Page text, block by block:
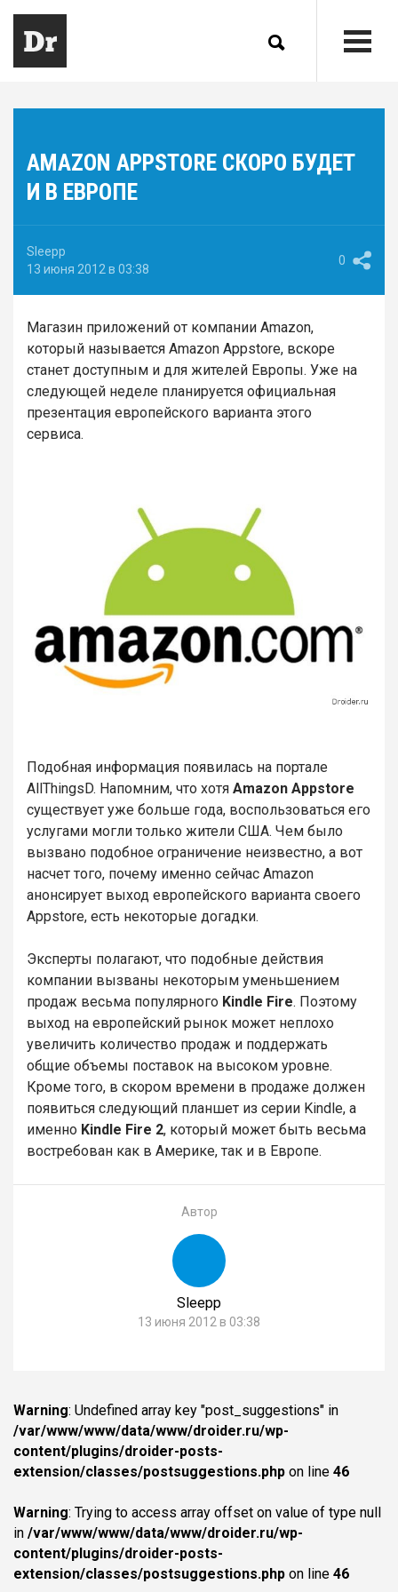
AMAZON APPSTORE СКОРО БУДЕТ
И В ЕВРОПЕ
Sleepp
13 июня 2012 в 03:38
0
Магазин приложений от компании Amazon,
который называется Amazon Appstore, вскоре
станет доступным и для жителей Европы. Уже на
следующей неделе планируется официальная
презентация европейского варианта этого
сервиса.
Подобная информация появилась на портале
AllThingsD. Напомним, что хотя Amazon Appstore
существует уже больше года, воспользоваться его
услугами могли только жители США. Чем было
вызвано подобное ограничение неизвестно, а вот
насчет того, почему именно сейчас Amazon
анонсирует выход европейского варианта своего
Appstore, есть некоторые догадки.
Эксперты полагают, что подобные действия
компании вызваны некоторым уменьшением
продаж весьма популярного Kindle Fire. Поэтому
выход на европейский рынок может неплохо
увеличить количество продаж и поддержать
общие объемы поставок на высоком уровне.
Кроме того, в скором времени в продаже должен
появиться следующий планшет из серии Kindle, а
именно Kindle Fire 2, который может быть весьма
востребован как в Америке, так и в Европе.
Автор
Sleepp
13 июня 2012 в 03:38
Warning: Undefined array key "post_suggestions" in
/var/www/www/data/www/droider.ru/wp-
content/plugins/droider-posts-
extension/classes/postsuggestions.php on line 46
Warning: Trying to access array offset on value of type null
in /var/www/www/data/www/droider.ru/wp-
content/plugins/droider-posts-
extension/classes/postsuggestions.php on line 46